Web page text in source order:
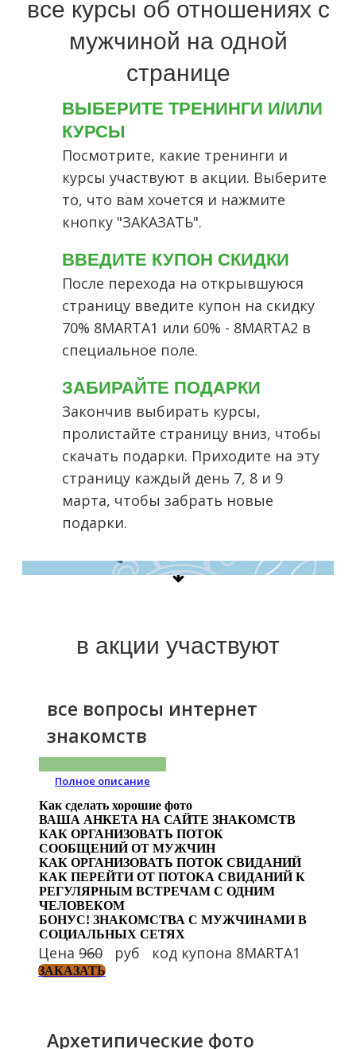
все курсы об отношениях с
мужчиной на одной
странице
ВЫБЕРИТЕ ТРЕНИНГИ И/ИЛИ
КУРСЫ
Посмотрите, какие тренинги и
курсы участвуют в акции. Выберите
то, что вам хочется и нажмите
кнопку "ЗАКАЗАТЬ".
ВВЕДИТЕ КУПОН СКИДКИ
После перехода на открывшуюся
страницу введите купон на скидку
70% 8MARTA1 или 60% - 8MARTA2 в
специальное поле.
ЗАБИРАЙТЕ ПОДАРКИ
Закончив выбирать курсы,
пролистайте страницу вниз, чтобы
скачать подарки. Приходите на эту
страницу каждый день 7, 8 и 9
марта, чтобы забрать новые
подарки.
в акции участвуют
все вопросы интернет
знакомств
Полное описание
Как сделать хорошие фото
ВАША АНКЕТА НА САЙТЕ ЗНАКОМСТВ
КАК ОРГАНИЗОВАТЬ ПОТОК
СООБЩЕНИЙ ОТ МУЖЧИН
КАК ОРГАНИЗОВАТЬ ПОТОК СВИДАНИЙ
КАК ПЕРЕЙТИ ОТ ПОТОКА СВИДАНИЙ К
РЕГУЛЯРНЫМ ВСТРЕЧАМ С ОДНИМ
ЧЕЛОВЕКОМ
БОНУС! ЗНАКОМСТВА С МУЖЧИНАМИ В
СОЦИАЛЬНЫХ СЕТЯХ
Цена 960 руб код купона 8MARTA1
ЗАКАЗАТЬ
Архетипические фото